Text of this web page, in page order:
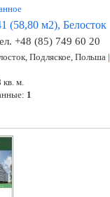
(58,80 м2), Белосток
+48 (85) 749 60 20
Подляское, Польша |
кв. м.
1